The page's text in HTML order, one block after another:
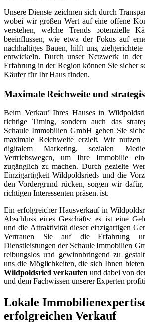
Unsere Dienste zeichnen sich durch
wobei wir großen Wert auf eine offene
verstehen, welche Trends potenzielle
beeinflussen, wie etwa der Fokus auf
nachhaltiges Bauen, hilft uns,
entwickeln. Durch unser Netzwerk in der
Erfahrung in der Region können Sie sicher
Käufer für Ihr Haus finden.
Maximale Reichweite und
Beim Verkauf Ihres Hauses in
richtige Timing, sondern auch das
Schaule Immobilien GmbH gehen Sie
maximale Reichweite erzielt. Wir nutzen
digitalem Marketing, sozialen
Vertriebswegen, um Ihre Immobilie
zugänglich zu machen. Durch gezielte
Einzigartigkeit Wildpoldsrieds und die
den Vordergrund rücken, sorgen wir
richtigen Interessenten präsent ist.
Ein erfolgreicher Hausverkauf in
Abschluss eines Geschäfts; es ist eine
und die Attraktivität dieser einzigartigen
Vertrauen Sie auf die Erfahrung
Dienstleistungen der Schaule Immobilien
reibungslos und gewinnbringend zu
uns die Möglichkeiten, die sich Ihnen
Wildpoldsried verkaufen und dabei von
und dem Fachwissen unserer Experten
Lokale
erfolgreichen Verkauf